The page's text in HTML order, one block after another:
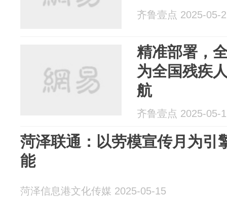
齐鲁壹点 2025-05-
精准部署，
为全国残疾
航
齐鲁壹点 2025-05-
菏泽联通：以劳模宣传月为引
能
菏泽信息港文化传媒 2025-05-15